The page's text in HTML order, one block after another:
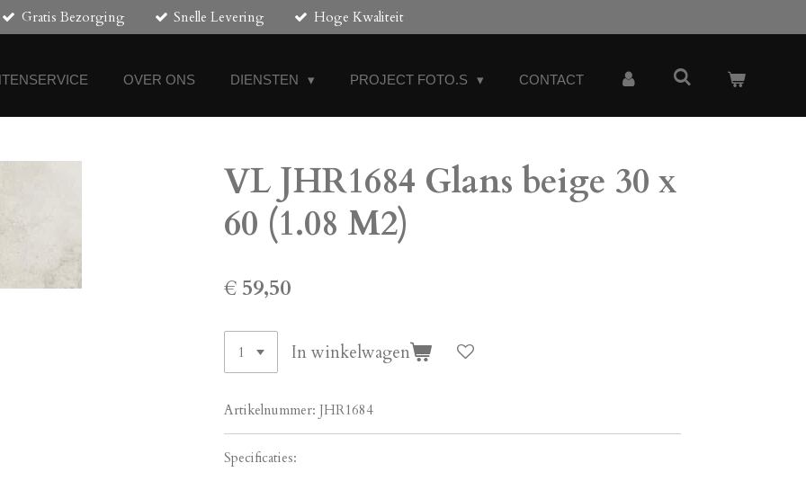
Gratis Bezorging Snelle Levering Hoge Kwaliteit
OVER ONS DIENSTEN PROJECT FOTO.S CONTACT
VL JHR1684 Glans beige 30 x
60 (1.08 M2)
€ 59,50
In winkelwagen
Artikelnummer: JHR1684
Specificaties: